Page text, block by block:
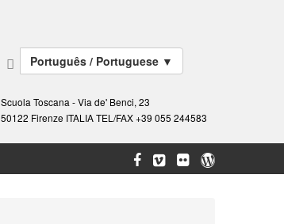
Português / Portuguese ▼
Scuola Toscana - Via de' Benci, 23
50122 Firenze ITALIA TEL/FAX +39 055 244583